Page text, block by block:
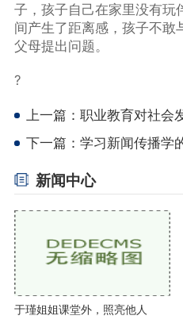
子，孩子自己在家里没有玩
间产生了距离感，孩子不敢
父母提出问题。
?
上一篇： 职业教育对社会
下一篇： 学习新闻传播学
新闻中心
于瑾姐姐课堂外，照亮他人